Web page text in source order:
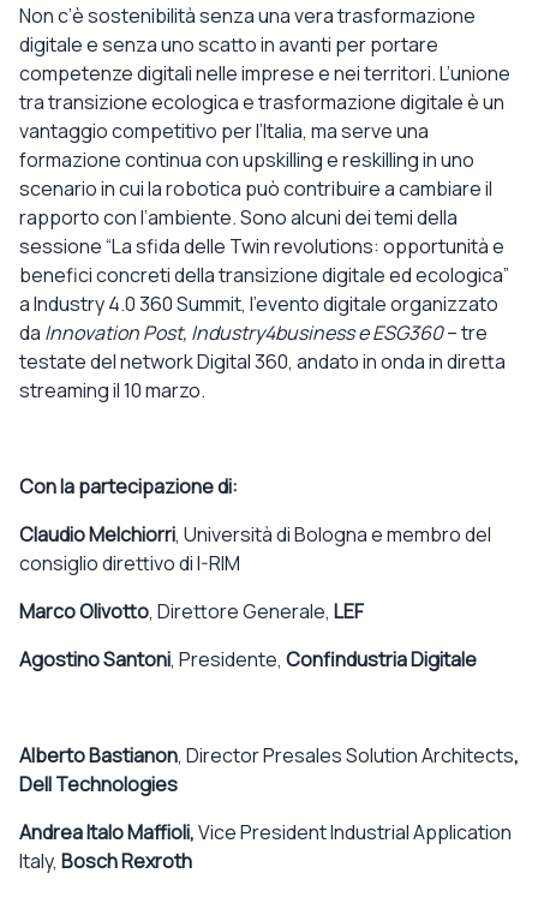
Non c’è sostenibilità senza una vera trasformazione
digitale e senza uno scatto in avanti per portare
competenze digitali nelle imprese e nei territori. L’unione
tra transizione ecologica e trasformazione digitale è un
vantaggio competitivo per l’Italia, ma serve una
formazione continua con upskilling e reskilling in uno
scenario in cui la robotica può contribuire a cambiare il
rapporto con l’ambiente. Sono alcuni dei temi della
sessione “La sfida delle Twin revolutions: opportunità e
benefici concreti della transizione digitale ed ecologica”
a Industry 4.0 360 Summit, l’evento digitale organizzato
da Innovation Post, Industry4business e ESG360– tre
testate del network Digital 360, andato in onda in diretta
streaming il 10 marzo.
Con la partecipazione di:
Claudio Melchiorri, Università di Bologna e membro del
consiglio direttivo di I-RIM
Marco Olivotto, Direttore Generale, LEF
Agostino Santoni, Presidente, Confindustria Digitale
Alberto Bastianon, Director Presales Solution Architects,
Dell Technologies
Andrea Italo Maffioli,Vice President Industrial Application
Italy, Bosch Rexroth